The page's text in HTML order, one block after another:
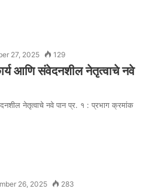
27, 2025 129
आणि संवेदनशील नेतृत्वाचे नवे
नेतृत्वाचे नवे पान प्र. १ : प्रभाग क्रमांक
26, 2025 283